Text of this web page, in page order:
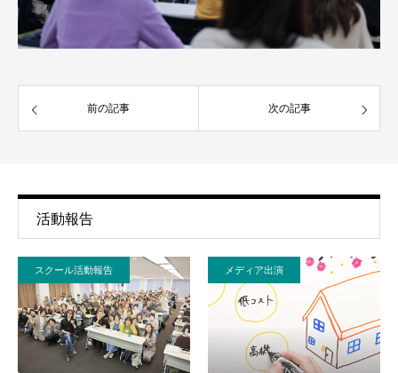
前の記事 次の記事
活動報告
スクール活動報告 メディア出演